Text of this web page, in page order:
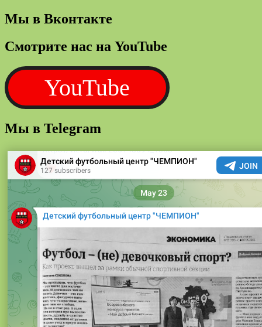
Мы в Вконтакте
Смотрите нас на YouTube
YouTube
Мы в Telegram